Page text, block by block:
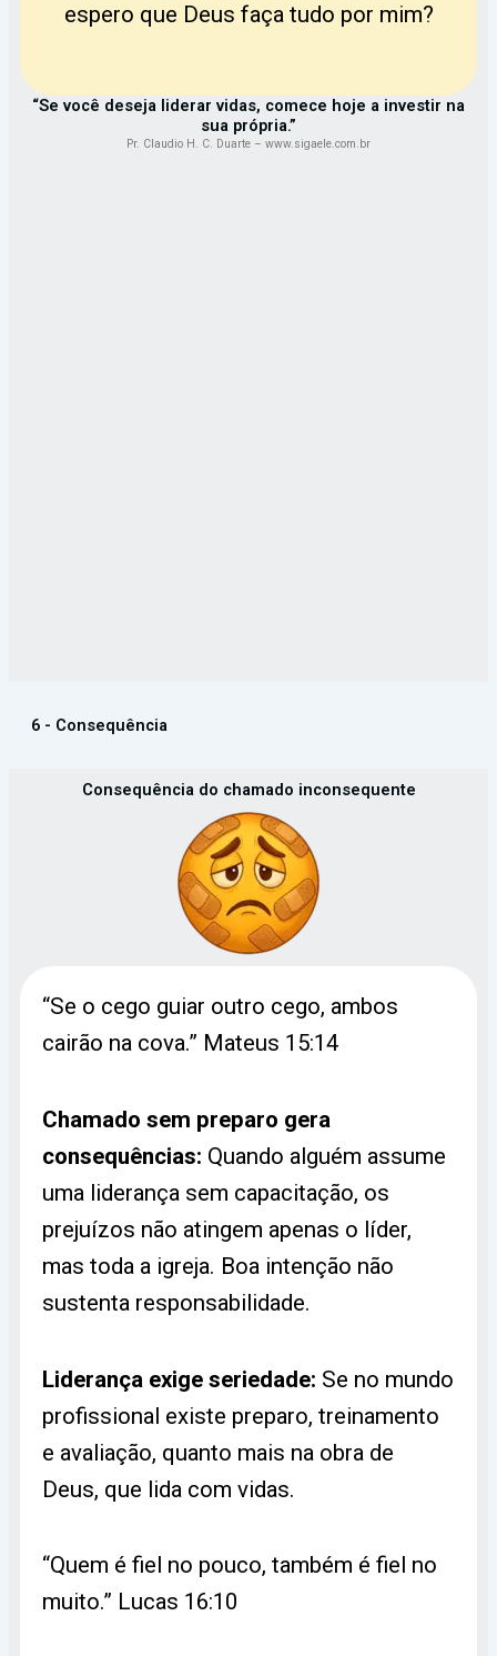
espero que Deus faça tudo por mim?
“Se você deseja liderar vidas, comece hoje a investir na
sua própria.”
Pr. Claudio H. C. Duarte – www.sigaele.com.br
6 - Consequência
Consequência do chamado inconsequente
“Se o cego guiar outro cego, ambos
cairão na cova.” Mateus 15:14
Chamado sem preparo gera
consequências: Quando alguém assume
uma liderança sem capacitação, os
prejuízos não atingem apenas o líder,
mas toda a igreja. Boa intenção não
sustenta responsabilidade.
Liderança exige seriedade: Se no mundo
profissional existe preparo, treinamento
e avaliação, quanto mais na obra de
Deus, que lida com vidas.
“Quem é fiel no pouco, também é fiel no
muito.” Lucas 16:10